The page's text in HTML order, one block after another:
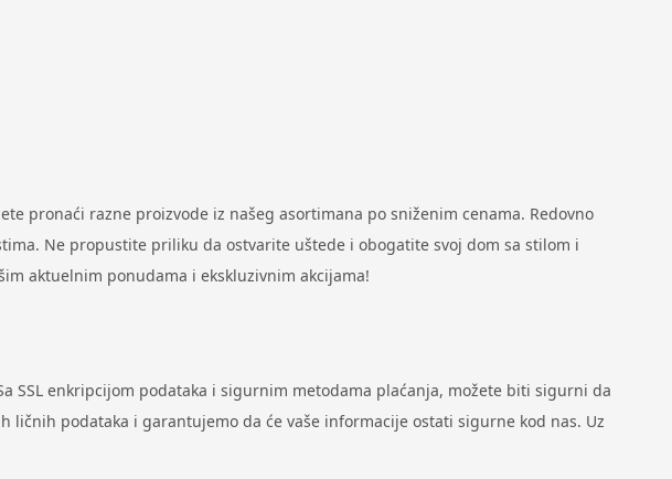
pronaći razne proizvode iz našeg asortimana po sniženim cenama. Redovno
Ne propustite priliku da ostvarite uštede i obogatite svoj dom sa stilom i
aktuelnim ponudama i ekskluzivnim akcijama!
SSL enkripcijom podataka i sigurnim metodama plaćanja, možete biti sigurni da
ličnih podataka i garantujemo da će vaše informacije ostati sigurne kod nas. Uz